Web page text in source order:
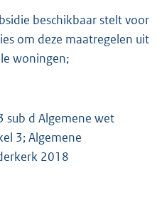
beschikbaar stelt voor
om deze maatregelen uit
woningen;
sub d Algemene wet
3; Algemene
2018